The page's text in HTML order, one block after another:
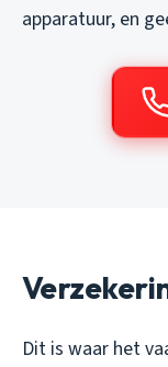
apparatuur, en
Dit is waar het